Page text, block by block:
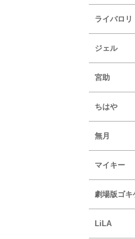
ライバロリ
ジェル
宮助
ちはや
無月
マイキー
劇場版ゴキ
LiLA